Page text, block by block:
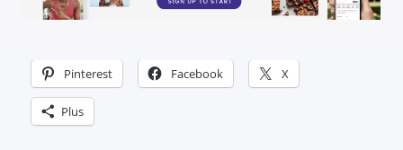
Pinterest Facebook X
Plus